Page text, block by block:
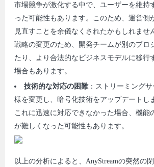
市場競争が激化する中で、ユーザーを維持
った可能性もあります。このため、運営側
見直すことを余儀なくされたかもしれませ
戦略の変更のため、開発チームが別のプロ
たり、より合法的なビジネスモデルに移行
場合もあります。
技術的な対応の困難：ストリーミング
様を変更し、暗号化技術をアップデートし
これに迅速に対応できなかった場合、機能
が難しくなった可能性もあります。
以上の分析によると、AnyStreamの突然の